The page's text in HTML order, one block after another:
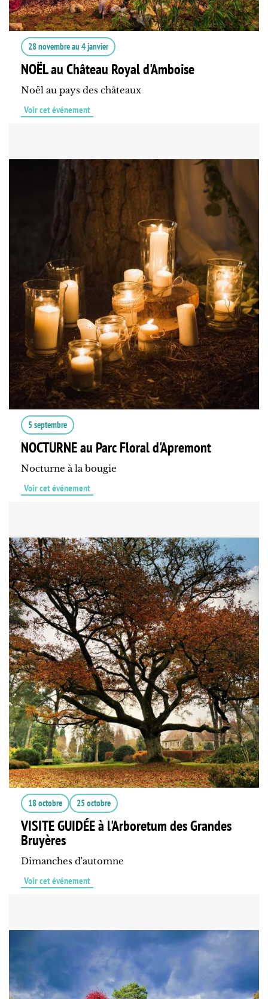
28 novembreau4 janvier
NOËL au Château Royal d'Amboise
Noël au pays des châteaux
Voir cet événement
5 septembre
NOCTURNE au Parc Floral d'Apremont
Nocturne à la bougie
Voir cet événement
18 octobre 25 octobre
VISITE GUIDÉE à l'Arboretum des Grandes
Bruyères
Dimanches d'automne
Voir cet événement